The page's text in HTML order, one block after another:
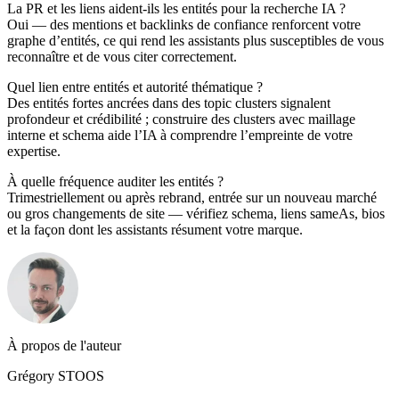
La PR et les liens aident-ils les entités pour la recherche IA ?
Oui — des mentions et backlinks de confiance renforcent votre
graphe d’entités, ce qui rend les assistants plus susceptibles de vous
reconnaître et de vous citer correctement.
Quel lien entre entités et autorité thématique ?
Des entités fortes ancrées dans des topic clusters signalent
profondeur et crédibilité ; construire des clusters avec maillage
interne et schema aide l’IA à comprendre l’empreinte de votre
expertise.
À quelle fréquence auditer les entités ?
Trimestriellement ou après rebrand, entrée sur un nouveau marché
ou gros changements de site — vérifiez schema, liens sameAs, bios
et la façon dont les assistants résument votre marque.
À propos de l'auteur
Grégory STOOS